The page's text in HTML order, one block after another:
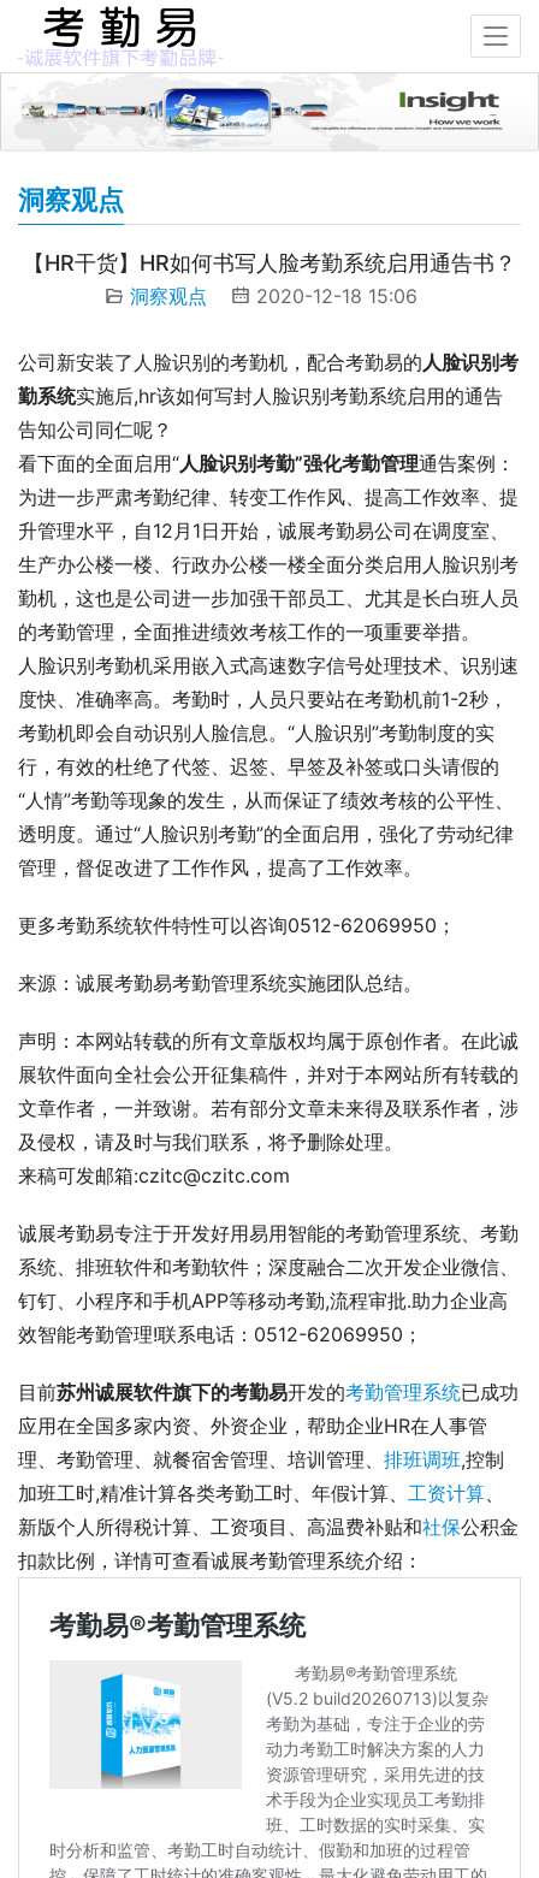
洞察观点
【HR干货】HR如何书写人脸考勤系统启用通告书？
洞察观点 2020-12-18 15:06
公司新安装了人脸识别的考勤机，配合考勤易的 人脸识别考
勤系统实施后,hr该如何写封人脸识别考勤系统启用的通告
告知公司同仁呢？
看下面的全面启用“人脸识别考勤”强化考勤管理通告案例：
为进一步严肃考勤纪律、转变工作作风、提高工作效率、提
升管理水平，自12月1日开始，诚展考勤易公司在调度室、
生产办公楼一楼、行政办公楼一楼全面分类启用人脸识别考
勤机，这也是公司进一步加强干部员工、尤其是长白班人员
的考勤管理，全面推进绩效考核工作的一项重要举措。
人脸识别考勤机采用嵌入式高速数字信号处理技术、识别速
度快、准确率高。考勤时，人员只要站在考勤机前1-2秒，
考勤机即会自动识别人脸信息。“人脸识别”考勤制度的实
行，有效的杜绝了代签、迟签、早签及补签或口头请假的
“人情”考勤等现象的发生，从而保证了绩效考核的公平性、
透明度。通过“人脸识别考勤”的全面启用，强化了劳动纪律
管理，督促改进了工作作风，提高了工作效率。
更多考勤系统软件特性可以咨询0512-62069950；
来源：诚展考勤易考勤管理系统实施团队总结。
声明：本网站转载的所有文章版权均属于原创作者。在此诚
展软件面向全社会公开征集稿件，并对于本网站所有转载的
文章作者，一并致谢。若有部分文章未来得及联系作者，涉
及侵权，请及时与我们联系，将予删除处理。
来稿可发邮箱:czitc@czitc.com
诚展考勤易专注于开发好用易用智能的考勤管理系统、考勤
系统、排班软件和考勤软件；深度融合二次开发企业微信、
钉钉、小程序和手机APP等移动考勤,流程审批.助力企业高
效智能考勤管理!联系电话：0512-62069950；
目前苏州诚展软件旗下的考勤易开发的考勤管理系统已成功
应用在全国多家内资、外资企业，帮助企业HR在人事管
理、考勤管理、就餐宿舍管理、培训管理、 排班调班,控制
加班工时,精准计算各类考勤工时、年假计算、 工资计算
新版个人所得税计算、工资项目、高温费补贴和社保公积金
扣款比例，详情可查看诚展考勤管理系统介绍：